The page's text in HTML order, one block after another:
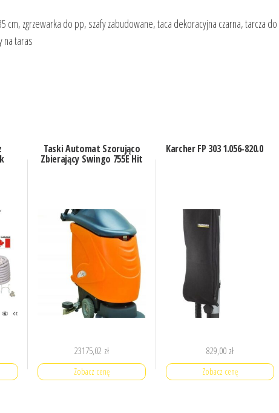
zgrzewarka do pp, szafy zabudowane, taca dekoracyjna czarna, tarcza do
na taras
Taski Automat Szorująco
Zbierający Swingo 755E Hit
23175,02 zł
Zobacz cenę
Karcher FP 303 1.056-820.0
829,00 zł
Zobacz cenę